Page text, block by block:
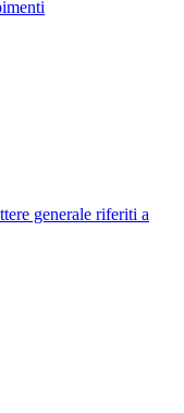
generale riferiti a